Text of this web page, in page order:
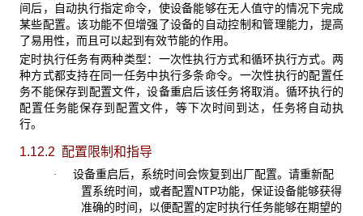
间后，自动执行指定命令，使设备能够在无人值守的情况下完成
某些配置。该功能不但增强了设备的自动控制和管理能力，提高
了易用性，而且可以起到有效节能的作用。
定时执行任务有两种类型：一次性执行方式和循环执行方式。两
种方式都支持在同一任务中执行多条命令。一次性执行的配置任
务不能保存到配置文件，设备重启后该任务将取消。循环执行的
配置任务能保存到配置文件，等下次时间到达，任务将自动执
行。
1.12.2 配置限制和指导
· 设备重启后，系统时间会恢复到出厂配置。请重新配
置系统时间，或者配置NTP功能，保证设备能够获得
准确的时间，以便配置的定时执行任务能够在期望的